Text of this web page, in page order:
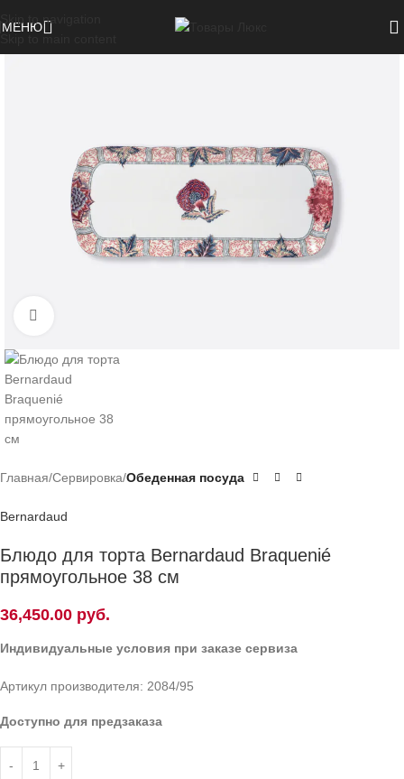
Skip to navigation
МЕНЮ
Главная Сервировка Обеденная посуда
Bernardaud
Блюдо для торта Bernardaud Braquenié
прямоугольное 38 см
36,450.00 руб.
Индивидуальные условия при заказе сервиза
Артикул производителя: 2084/95
Доступно для предзаказа